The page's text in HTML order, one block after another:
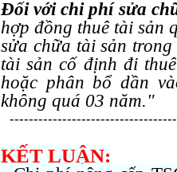
Đối với chi phí sửa
hợp đồng thuê tài sản
sửa chữa tài sản
tài sản cố định đi
hoặc phân bổ dần
không quá 03 năm."
KẾT LUẬN: